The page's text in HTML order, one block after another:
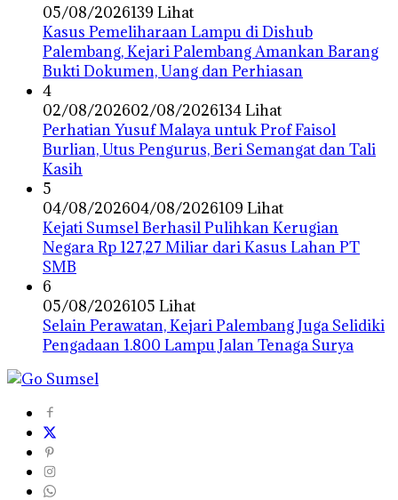
05/08/2026139 Lihat
Kasus Pemeliharaan Lampu di Dishub
Palembang, Kejari Palembang Amankan Barang
Bukti Dokumen, Uang dan Perhiasan
4
02/08/202602/08/2026134 Lihat
Perhatian Yusuf Malaya untuk Prof Faisol
Burlian, Utus Pengurus, Beri Semangat dan Tali
Kasih
5
04/08/202604/08/2026109 Lihat
Kejati Sumsel Berhasil Pulihkan Kerugian
Negara Rp 127,27 Miliar dari Kasus Lahan PT
SMB
6
05/08/2026105 Lihat
Selain Perawatan, Kejari Palembang Juga Selidiki
Pengadaan 1.800 Lampu Jalan Tenaga Surya